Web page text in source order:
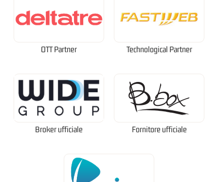
OTT Partner Technological Partner
Broker ufficiale Fornitore ufficiale